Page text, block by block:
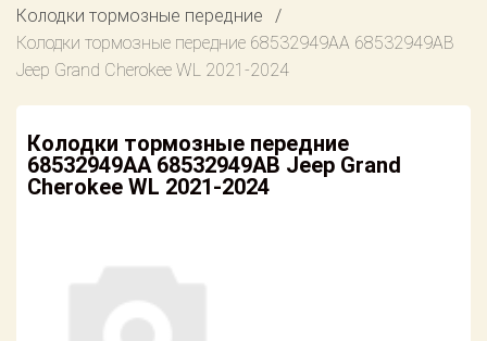
техобслуживание
Доставка
Оплата
Возврат
Поставщикам
Регистрация
Каталог для
американских
Онлайн каталоги
- любые
запчасти
Колодки тормозные передние
Колодки тормозные передние 68532949AA 68532949AB
Jeep Grand Cherokee WL 2021-2024
Колодки тормозные передние
68532949AA 68532949AB Jeep Grand
Cherokee WL 2021-2024